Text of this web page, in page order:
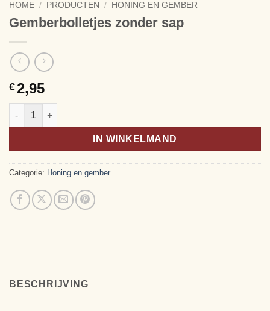
HOME / PRODUCTEN / HONING EN GEMBER
Gemberbolletjes zonder sap
€2,95
Gemberbolletjes zonder sap aantal
IN WINKELMAND
Alternative:
Categorie: Honing en gember
BESCHRIJVING